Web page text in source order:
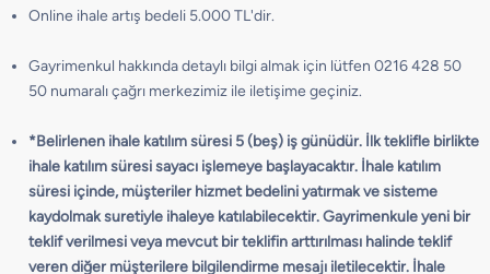
Online ihale artış bedeli 5.000 TL'dir.
Gayrimenkul hakkında detaylı bilgi almak için lütfen 0216 428 50
50 numaralı çağrı merkezimiz ile iletişime geçiniz.
*Belirlenen ihale katılım süresi 5 (beş) iş günüdür. İlk teklifle birlikte
ihale katılım süresi sayacı işlemeye başlayacaktır. İhale katılım
süresi içinde, müşteriler hizmet bedelini yatırmak ve sisteme
kaydolmak suretiyle ihaleye katılabilecektir. Gayrimenkule yeni bir
teklif verilmesi veya mevcut bir teklifin arttırılması halinde teklif
veren diğer müşterilere bilgilendirme mesajı iletilecektir. İhale